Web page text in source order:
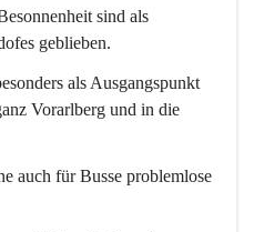
sind als
geblieben.
als Ausgangspunkt
Vorarlberg und in die
auch für Busse problemlose